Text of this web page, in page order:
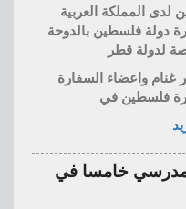
المملكة العربية
دولة فلسطين بالدوحة
لدولة قطر
غنام واعضاء السفارة
فلسطين في
خامسا في